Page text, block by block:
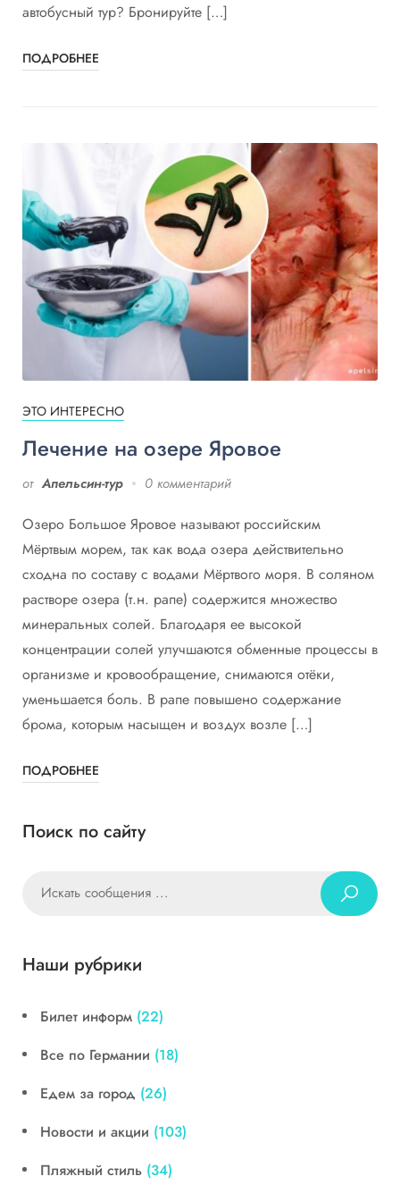
автобусный тур? Бронируйте […]
ПОДРОБНЕЕ
ЭТО ИНТЕРЕСНО
Лечение на озере Яровое
от Апельсин-тур 0 комментарий
Озеро Большое Яровое называют российским
Мёртвым морем, так как вода озера действительно
сходна по составу с водами Мёртвого моря. В соляном
растворе озера (т.н. рапе) содержится множество
минеральных солей. Благодаря ее высокой
концентрации солей улучшаются обменные процессы в
организме и кровообращение, снимаются отёки,
уменьшается боль. В рапе повышено содержание
брома, которым насыщен и воздух возле […]
ПОДРОБНЕЕ
Поиск по сайту
Наши рубрики
Билет информ (22)
Все по Германии (18)
Едем за город (26)
Новости и акции (103)
Пляжный стиль (34)